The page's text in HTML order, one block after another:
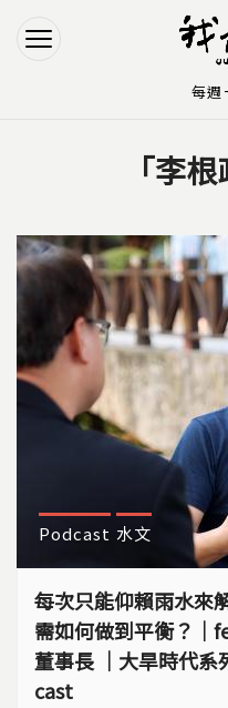
Jump
Jump
「李
Podcast 水文
每次只能仰賴雨水來
需如何做到平衡？｜
董事長 ｜大旱時代
cast
每週